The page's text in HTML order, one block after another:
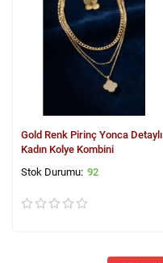
Gold Renk Pirinç Yonca Detaylı
Kadın Kolye Kombini
92